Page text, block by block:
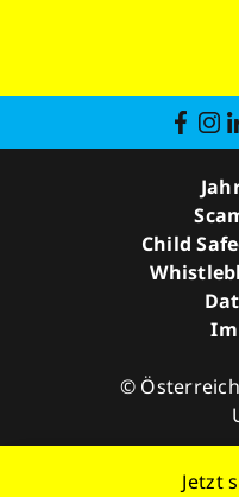
Jetzt
©
Child